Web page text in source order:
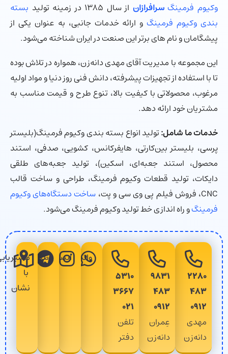
وکیوم فرمینگ سرافرازاناز سال ۱۳۸۵ در زمینه تولید
بسته
بندی وکیوم فرمینگو ارائه خدمات جانبی، به عنوان یکی از
پیشگامان و نام های برتر این صنعت در ایران شناخته می‌شود.
این مجموعه با مدیریت آقای مهدی دانه‌زن، همواره در تلاش بوده
تا با استفاده از تجهیزات پیشرفته، دانش فنی روز دنیا و مواد اولیه
مرغوب، محصولاتی با کیفیت بالا، تنوع طرح و قیمت مناسب به
مشتریان خود ارائه دهد.
خدمات ما شامل:تولید انواع بسته بندی وکیوم فرمینگ(بلیستر
پرسی، بلیستر بین‌کارتی، هایفرکانس، کشویی، صدفی، استند
محصول، استند جعبه‌ای، اسکین)، تولید جعبه‌های طلقی
دایکات، تولید قطعات وکیوم فرمینگ، طراحی و ساخت قالب
CNC، فروش فیلم پی وی سی و پت،
ساخت دستگاه‌های وکیوم
فرمینگو راه اندازی خط تولید وکیوم فرمینگ می‌شود.
۲۲۸۰
۴۸۳
۰۹۱۲
مهدی
دانه‌زن
۹۸۳۱
۴۸۳
۰۹۱۲
عِمران
دانه‌زن
۵۳۱۰
۳۶۶۷
۰۲۱
تلفن
دفتر
واتساپاینستاگرام
تلگراممسیریابی
با
نشان